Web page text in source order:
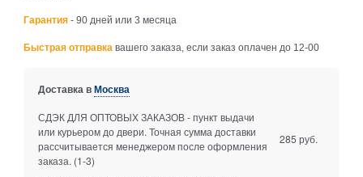
Гарантия - 90 дней или 3 месяца
Быстрая отправка вашего заказа, если заказ оплачен до 12-00
Доставка вМосква
СДЭК ДЛЯ ОПТОВЫХ ЗАКАЗОВ - пункт выдачи
или курьером до двери. Точная сумма доставки
рассчитывается менеджером после оформления
заказа. (1-3)
285 руб.